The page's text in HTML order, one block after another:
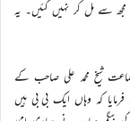
مجھ سے مل کر نہیں گئیں۔ یہ
شیخ محمد علی صاحب کے
کہ وہاں ایک بی بی ہیں